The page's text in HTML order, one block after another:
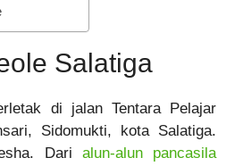
Salatiga
di jalan Tentara Pelajar
Sidomukti, kota Salatiga.
Dari alun-alun pancasila